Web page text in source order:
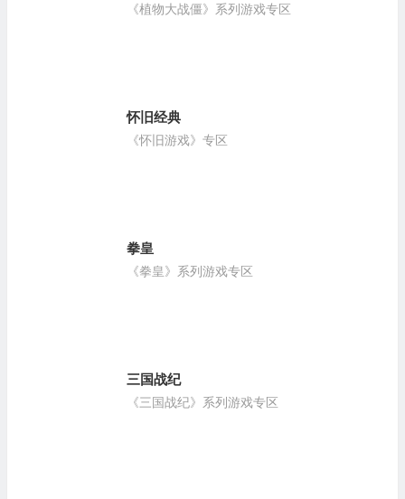
《植物大战僵》系列游戏专区
怀旧经典
《怀旧游戏》专区
拳皇
《拳皇》系列游戏专区
三国战纪
《三国战纪》系列游戏专区